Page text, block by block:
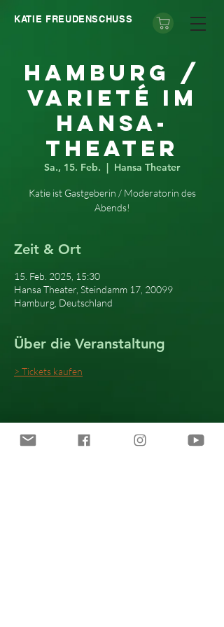
KATIE FREUDENSCHUSS
Hamburg /
Varieté im
Hansa-
Theater
Sa., 15. Feb.
  |
Hansa Theater
Katie ist Gastgeberin / Moderatorin des
Abends!
Zeit & Ort
15. Feb. 2025, 15:30
Hansa Theater, Steindamm 17, 20099
Hamburg, Deutschland
Über die Veranstaltung
> Tickets kaufen
Diese Veranstaltung teilen